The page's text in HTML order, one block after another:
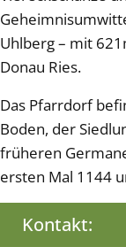
Uhlberg – mit
Donau Ries.
Das Pfarrdorf
Boden, der
früheren
ersten Mal 1144
Kontakt: